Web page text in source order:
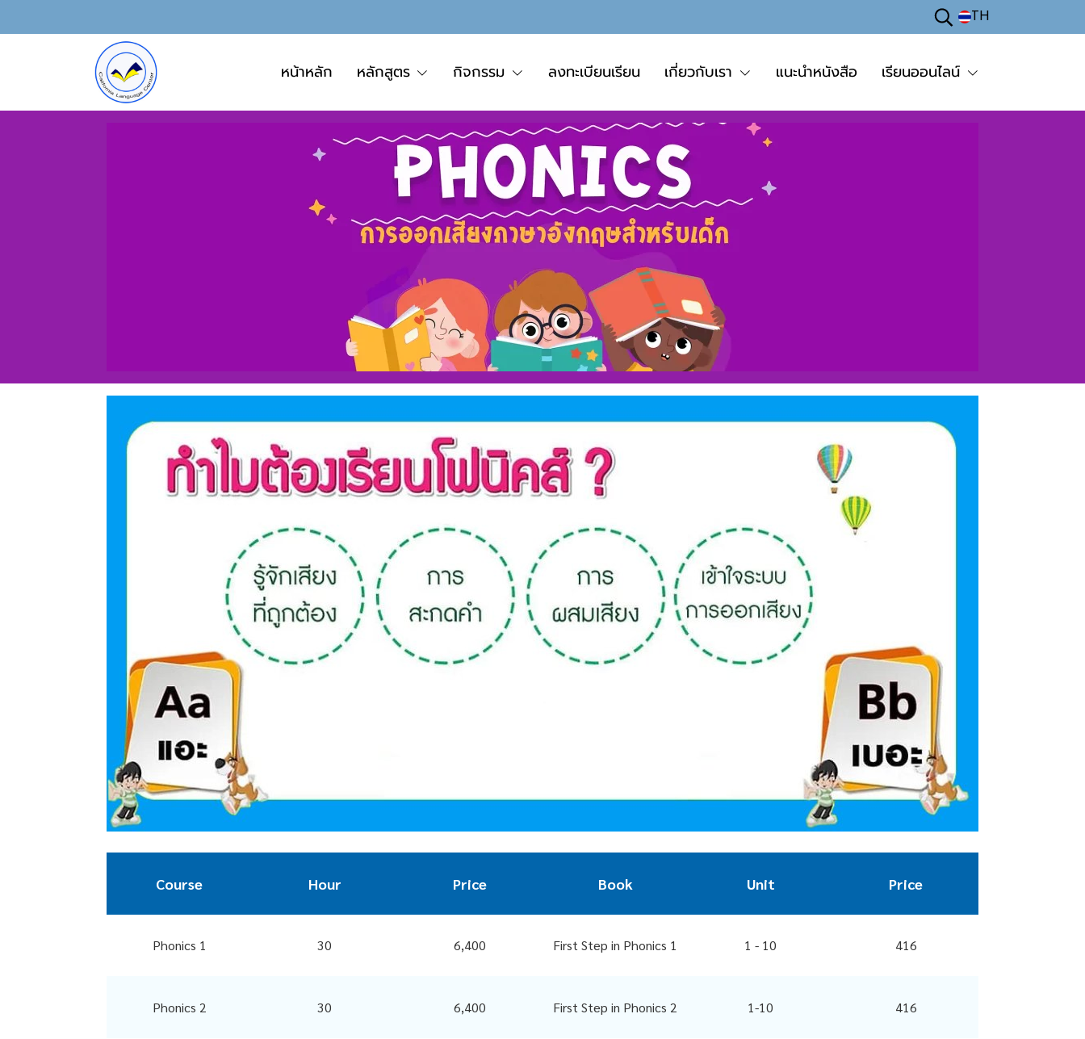
TH
หน้าหลัก หลักสูตร กิจกรรม ลงทะเบียนเรียน เกี่ยวกับเรา แนะนำหนังสือ เรียนออนไลน์
Course Hour Price Book Unit Price
Phonics 1 30 6,400 First Step in Phonics 1 1 - 10 416
Phonics 2 30 6,400 First Step in Phonics 2 1-10 416